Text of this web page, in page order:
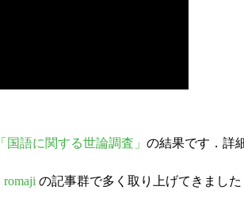
「国語に関する世論調査」 の結果です．詳
romaji の記事群で多く取り上げてきまし